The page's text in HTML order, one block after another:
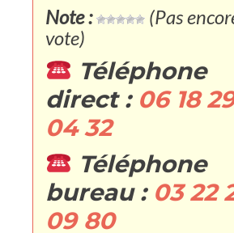
Note :
(Pas
vote)
Téléphone
direct : 06 18
04 32
Téléphone
bureau : 03 22
09 80